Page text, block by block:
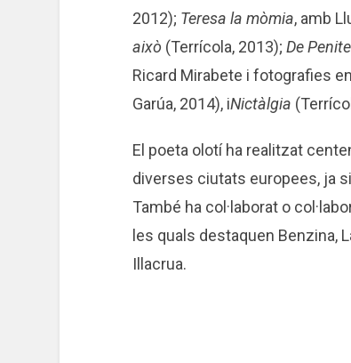
2012); Teresa la mòmia, amb
això (Terrícola, 2013); De
Ricard Mirabete i fotografies
Garúa, 2014), iNictàlgia
El poeta olotí ha realitzat
diverses ciutats europees, ja
També ha col·laborat o
les quals destaquen Benzina,
Illacrua.